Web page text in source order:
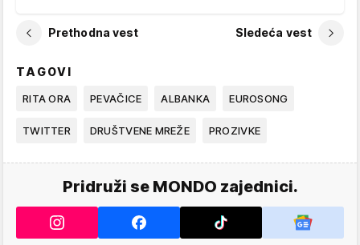
Prethodna vest Sledeća vest
TAGOVI
RITA ORA PEVAČICE ALBANKA EUROSONG
TWITTER DRUŠTVENE MREŽE PROZIVKE
Pridruži se MONDO zajednici.